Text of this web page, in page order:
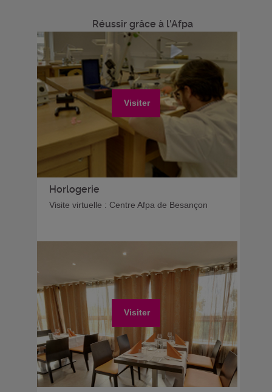
Réussir grâce à l'Afpa
Visiter
Horlogerie
Visite virtuelle : Centre Afpa de Besançon
Visiter